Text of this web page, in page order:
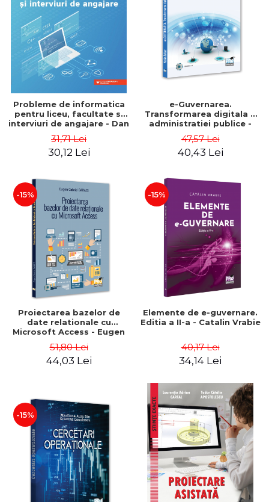
ADMINISTRATIVE
ȘTIINȚE ECONOMICE
ȘTIINȚE EXACTE
EDUCAȚIE FIZICĂ ȘI SPORT
PREUNIVERSITARIA
TIMP LIBER
ÎN CURS DE APARIȚIE
NOUTĂȚI
PACHETE DE STUDIU
PROMOȚIILE LUNII
Cum Cumpăr
Livrare
Politica de Retur
Formular de Retur
Distribuitori
Probleme de informatica
pentru liceu, facultate si
interviuri de angajare - Dan
31,71 Lei
30,12 Lei
e-Guvernarea.
Transformarea digitala a
administratiei publice -
47,57 Lei
40,43 Lei
-15%
Proiectarea bazelor de
date relationale cu
Microsoft Access - Eugen
51,80 Lei
44,03 Lei
-15%
Elemente de e-guvernare.
Editia a II-a - Catalin Vrabie
40,17 Lei
34,14 Lei
-15%